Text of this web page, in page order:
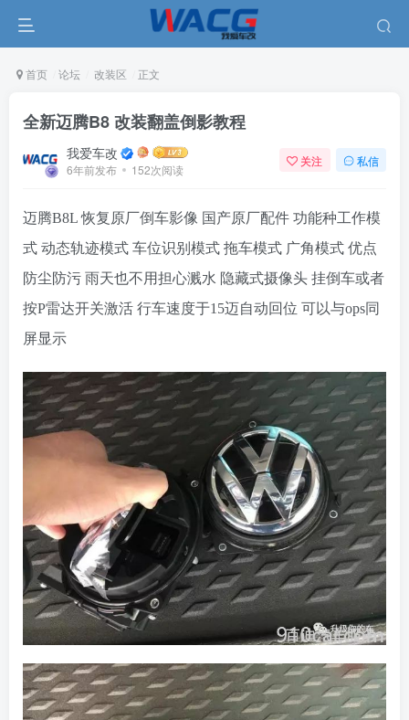
首页 论坛 改装区 正文
全新迈腾B8 改装翻盖倒影教程
我爱车改
6年前发布 152次阅读
关注 私信
迈腾B8L 恢复原厂倒车影像 国产原厂配件 功能种工作模
式 动态轨迹模式 车位识别模式 拖车模式 广角模式 优点
防尘防污 雨天也不用担心溅水 隐藏式摄像头 挂倒车或者
按P雷达开关激活 行车速度于15迈自动回位 可以与ops同
屏显示